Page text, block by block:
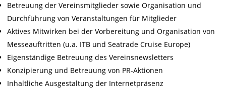
Betreuung der Vereinsmitglieder sowie Organisation und
Durchführung von Veranstaltungen für Mitglieder
Aktives Mitwirken bei der Vorbereitung und Organisation von
Messeauftritten (u.a. ITB und Seatrade Cruise Europe)
Eigenständige Betreuung des Vereinsnewsletters
Konzipierung und Betreuung von PR-Aktionen
Inhaltliche Ausgestaltung der Internetpräsenz